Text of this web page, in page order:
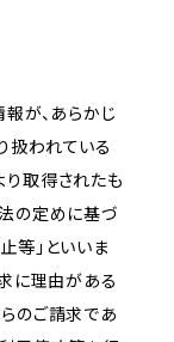
が、あらかじ
扱われている
取得されたも
の定めに基づ
等」といいま
に理由がある
のご請求であ